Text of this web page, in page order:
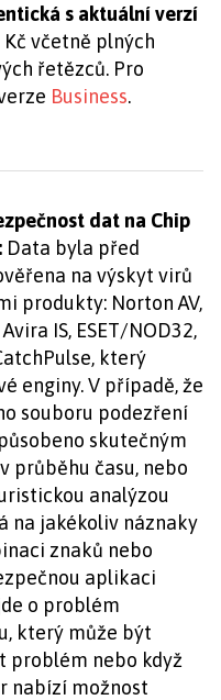
s aktuální verzí
včetně plných
řetězců. Pro
Business.
dat na Chip
Data byla před
na výskyt virů
produkty: Norton AV,
IS, ESET/NOD32,
který
enginy. V případě, že
souboru podezření
skutečným
průběhu času, nebo
analýzou
na jakékoliv náznaky
znaků nebo
aplikaci
o problém
který může být
problém nebo když
nabízí možnost